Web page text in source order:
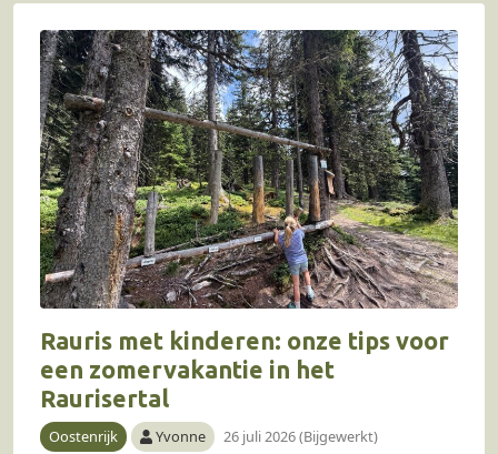
Rauris met kinderen: onze tips voor
een zomervakantie in het
Raurisertal
Oostenrijk Yvonne 26 juli 2026 (Bijgewerkt)